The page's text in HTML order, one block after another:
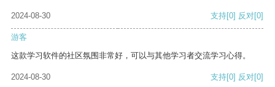
2024-08-30 支持[0] 反对[0]
游客
这款学习软件的社区氛围非常好，可以与其他学习者交流学习心得。
2024-08-30 支持[0] 反对[0]